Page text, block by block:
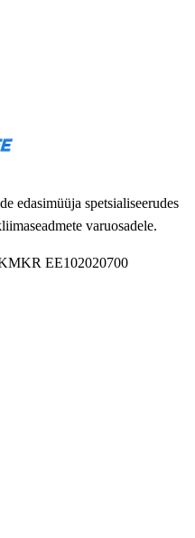
edasimüüja spetsialiseerudes
varuosadele.
EE102020700